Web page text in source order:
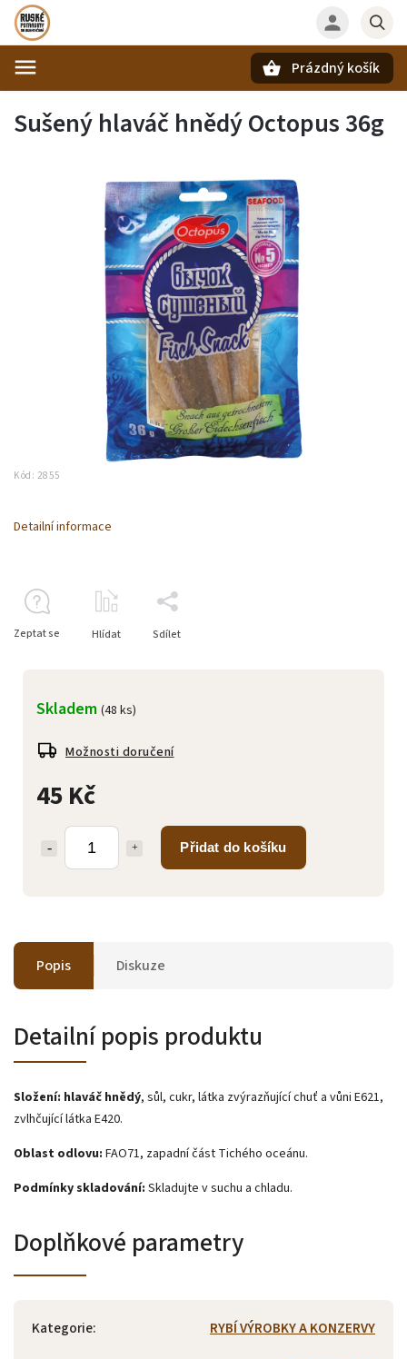
Prázdný košík
Sušený hlaváč hnědý Octopus 36g
Kód: 2855
45 Kč
Přidat do košíku
Skladem (48 ks)
Možnosti doručení
Detailní informace
Zeptat se Hlídat Sdílet
Popis Diskuze
Detailní popis produktu
Složení: hlaváč hnědý, sůl, cukr, látka zvýrazňující chuť a vůni E621,
zvlhčující látka E420.
Oblast odlovu: FAO71, zapadní část Tichého oceánu.
Podmínky skladování: Skladujte v suchu a chladu.
Doplňkové parametry
Kategorie:
RYBÍ VÝROBKY A KONZERVY